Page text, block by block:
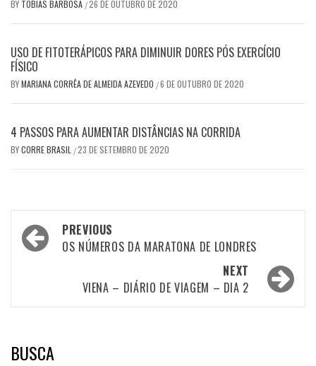
BY TOBIAS BARBOSA /26 DE OUTUBRO DE 2020
USO DE FITOTERÁPICOS PARA DIMINUIR DORES PÓS EXERCÍCIO
FÍSICO
BYMARIANA CORRÊA DE ALMEIDA AZEVEDO /6 DE OUTUBRO DE 2020
4 PASSOS PARA AUMENTAR DISTÂNCIAS NA CORRIDA
BYCORRE BRASIL /23 DE SETEMBRO DE 2020
Post
navigation
PREVIOUS
OS NÚMEROS DA MARATONA DE LONDRES
NEXT
VIENA – DIÁRIO DE VIAGEM – DIA 2
BUSCA